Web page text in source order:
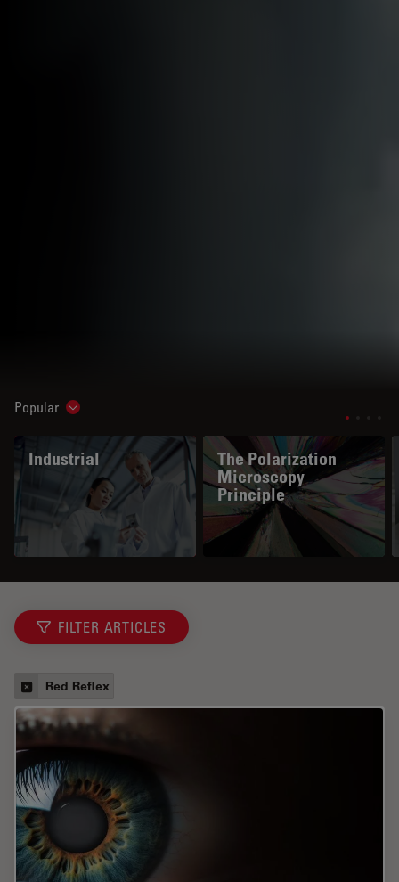
Popular Show subnavigation
Industrial
The Polarization
Microscopy
Principle
FILTER ARTICLES
Red Reflex